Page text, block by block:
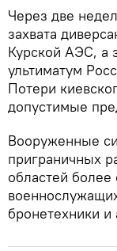
Через две
захвата
Курской АЭС, а
ультиматум
Потери
допустимые
Вооруженные
приграничных
областей более
бронетехники